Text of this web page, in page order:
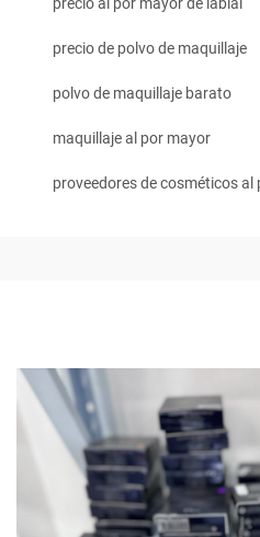
precio de polvo de maquillaje
polvo de maquillaje barato
maquillaje al por mayor
proveedores de cosméticos al